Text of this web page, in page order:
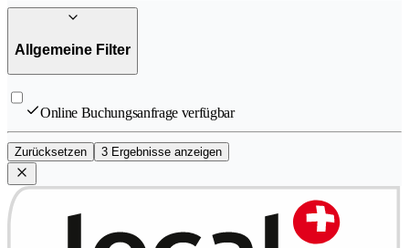
Allgemeine Filter
Online Buchungsanfrage verfügbar
Zurücksetzen 3 Ergebnisse anzeigen